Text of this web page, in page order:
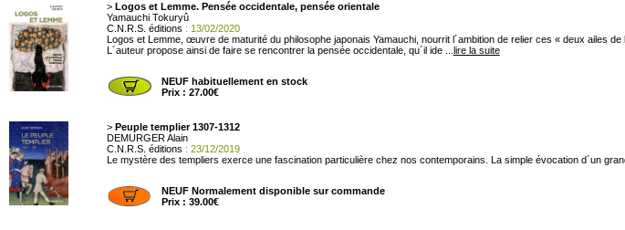
> Logos et Lemme. Pensée occidentale, pensée orientale
Yamauchi Tokuryû
C.N.R.S. éditions : 13/02/2020
Logos et Lemme, œuvre de maturité du philosophe japonais Yamauchi, nourrit l´ambition de relier ces « deux ailes de
L´auteur propose ainsi de faire se rencontrer la pensée occidentale, qu´il ide ... lire la suite
NEUF habituellement en stock
Prix : 27.00€
> Peuple templier 1307-1312
DEMURGER Alain
C.N.R.S. éditions : 23/12/2019
Le mystère des templiers exerce une fascination particulière chez nos contemporains. La simple évocation d´un
NEUF Normalement disponible sur commande
Prix : 39.00€